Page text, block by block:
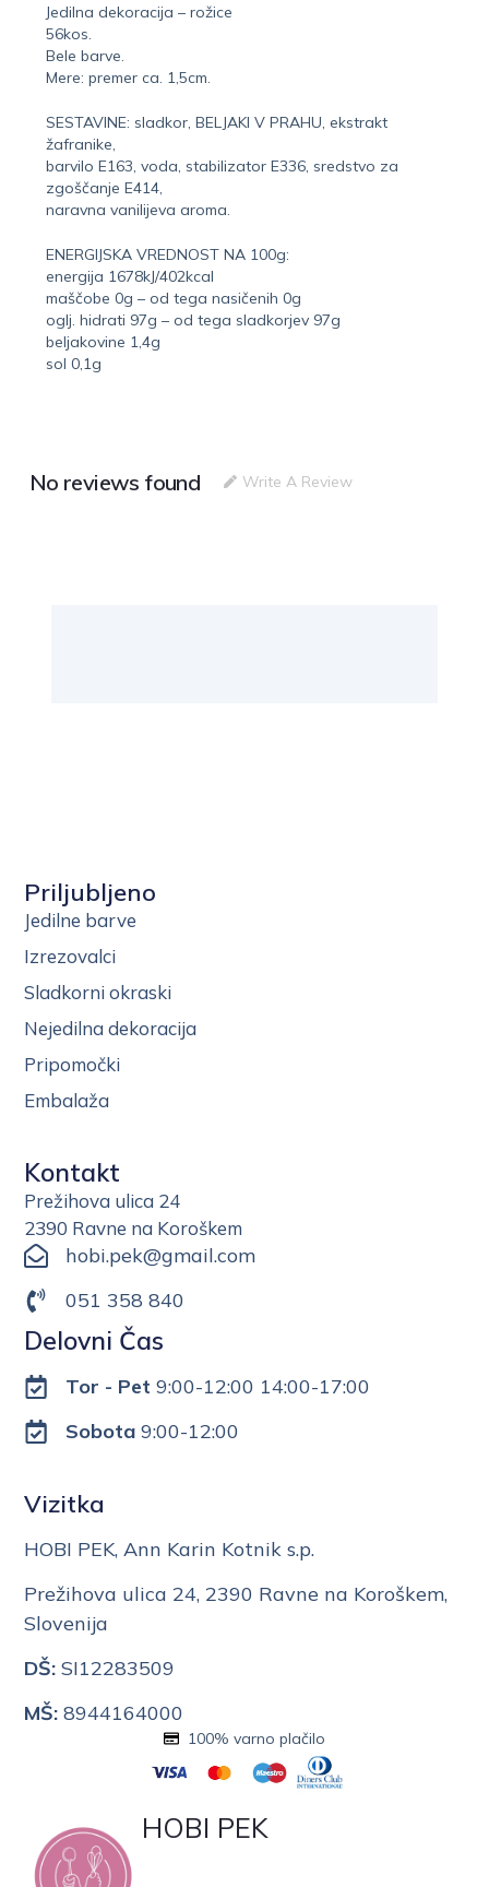
Jedilna dekoracija – rožice
56kos.
Bele barve.
Mere: premer ca. 1,5cm.
SESTAVINE: sladkor, BELJAKI V PRAHU, ekstrakt
žafranike,
barvilo E163, voda, stabilizator E336, sredstvo za
zgoščanje E414,
naravna vanilijeva aroma.
ENERGIJSKA VREDNOST NA 100g:
energija 1678kJ/402kcal
maščobe 0g – od tega nasičenih 0g
oglj. hidrati 97g – od tega sladkorjev 97g
beljakovine 1,4g
sol 0,1g
No reviews found Write A Review
Priljubljeno
Jedilne barve
Izrezovalci
Sladkorni okraski
Nejedilna dekoracija
Pripomočki
Embalaža
Kontakt
Prežihova ulica 24
2390 Ravne na Koroškem
hobi.pek@gmail.com
051 358 840
Delovni Čas
Tor - Pet 9:00-12:00 14:00-17:00
Sobota9:00-12:00
Vizitka
HOBI PEK, Ann Karin Kotnik s.p.
Prežihova ulica 24, 2390 Ravne na Koroškem,
Slovenija
DŠ: SI12283509
MŠ: 8944164000
HOBI PEK
100% varno plačilo